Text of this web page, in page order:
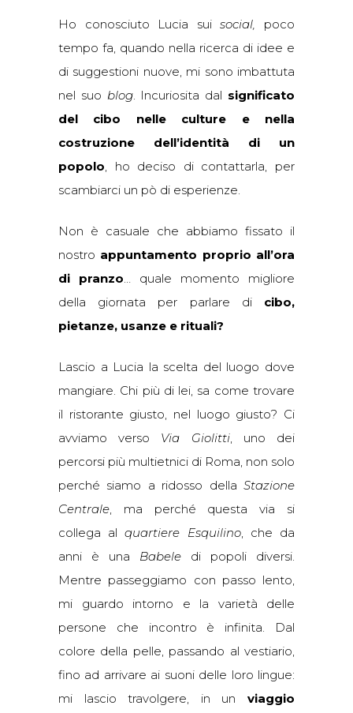
Ho conosciuto Lucia suisocial,
poco
tempo fa, quando nella ricerca di idee e
di suggestioni nuove, mi sono imbattuta
nel suo blog. Incuriosita dal significato
del cibo nelle culture e nella
costruzione dell’identità di un
popolo , ho deciso di contattarla, per
scambiarci un pò di esperienze.
Non è casuale che abbiamo fissato il
nostro appuntamento proprio all’ora
di pranzo … quale momento migliore
della giornata per parlare di cibo,
pietanze, usanze e rituali?
Lascio a Lucia la scelta del luogo dove
mangiare. Chi più di lei, sa come trovare
il ristorante giusto, nel luogo giusto? Ci
avviamo verso Via Giolitti, uno dei
percorsi più multietnici di Roma, non solo
perché siamo a ridosso della Stazione
Centrale , ma perché questa via si
collega alquartiere Esquilino, che da
anni è una Babele di popoli diversi.
Mentre passeggiamo con passo lento,
mi guardo intorno e la varietà delle
persone che incontro è infinita. Dal
colore della pelle, passando al vestiario,
fino ad arrivare ai suoni delle loro lingue:
mi lascio travolgere, in un viaggio